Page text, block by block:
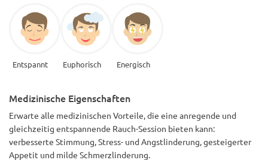
Entspannt Euphorisch Energisch
Medizinische Eigenschaften
Erwarte alle medizinischen Vorteile, die eine anregende und
gleichzeitig entspannende Rauch-Session bieten kann:
verbesserte Stimmung, Stress- und Angstlinderung, gesteigerter
Appetit und milde Schmerzlinderung.